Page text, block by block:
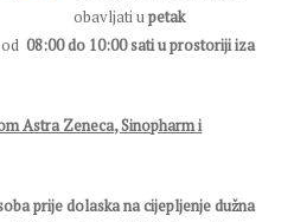
obavljati upetak
od08:00 do 10:00 sati u prostorijiiza
Astra Zeneca, Sinopharm i
prije dolaska na cijepljenje dužna